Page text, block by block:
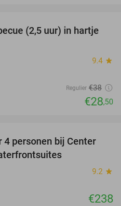
25%
(2,5 uur) in hartje
9.4 star
Regulier €38
€28,50
4 personen bij Center
9.2 star
€238